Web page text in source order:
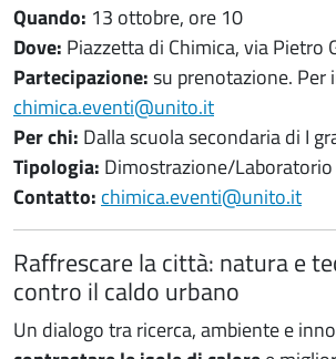
Quando: 13 ottobre, ore 10
Dove: Piazzetta di Chimica, via Pietro
Partecipazione:su prenotazione. Per
chimica.eventi@unito.it
Per chi: Dalla scuola secondaria di I
Tipologia: Dimostrazione/Laboratorio
Contatto: chimica.eventi@unito.it
Raffrescare la città: natura e
contro il caldo urbano
Un dialogo tra ricerca, ambiente e